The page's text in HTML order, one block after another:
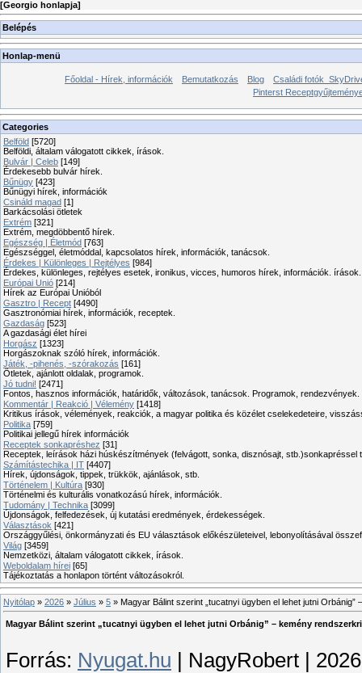
[Georgio honlapja]
Belépés
Honlap-menü
Főoldal - Hírek, információk Bemutatkozás Blog
Családi
Pinterst
Categories
Belföld [5720]
Belföldi, általam válogatott cikkek, írások.
Bulvár | Celeb [149]
Érdekesebb bulvár hírek.
Bűnügy [423]
Bűnügyi hírek, információk
Csináld magad [1]
Barkácsolási ötletek
Extrém [321]
Extrém, megdöbbentő hírek.
Egészség | Életmód [763]
Egészséggel, életmóddal, kapcsolatos hírek, információk, tanácsok.
Érdekes | Különleges | Rejtélyes [984]
Érdekes, különleges, rejtélyes esetek, ironikus, vicces, humoros hírek, információk. írások.
Európai Unió [214]
Hírek az Európai Unióból
Gasztro | Recept [4490]
Gasztronómiai hírek, információk, receptek.
Gazdaság [523]
A gazdasági élet hírei
Horgász [1323]
Horgászoknak szóló hírek, információk.
Játék, -pihenés, -szórakozás [161]
Ötletek, ajánlott oldalak, programok.
Jó tudni! [2471]
Fontos, hasznos információk, határidők, változások, tanácsok. Programok, rendezvények.
Kommentár | Reakció | Vélemény [1418]
Kritikus írások, vélemények, reakciók, a magyar politika és közélet cselekedeteire,
Politika [759]
Politikai jellegű hírek információk
Receptek sonkapréshez [31]
Receptek, leírások házi húskészítmények (felvágott, sonka, disznósajt, stb.)sonkapréssel
Számítástechika | IT [4407]
Hírek, újdonságok, tippek, trükkök, ajánlások, stb.
Történelem | Kultúra [930]
Történelmi és kulturális vonatkozású hírek, információk.
Tudomány | Technika [3099]
Újdonságok, felfedezések, új kutatási eredmények, érdekességek.
Választások [421]
Országgyűlési, önkormányzati és EU választások előkészületeivel, lebonyolításával
Világ [3459]
Nemzetközi, általam válogatott cikkek, írások.
Weboldalam hírei [65]
Tájékoztatás a honlapon történt változásokról.
Nyitólap » 2026 » Július » 5 » Magyar Bálint szerint „tucatnyi ügyben el lehet jutni
Magyar Bálint szerint „tucatnyi ügyben el lehet jutni Orbánig” – kemény
Forrás: Nyugat.hu | NagyRobert |